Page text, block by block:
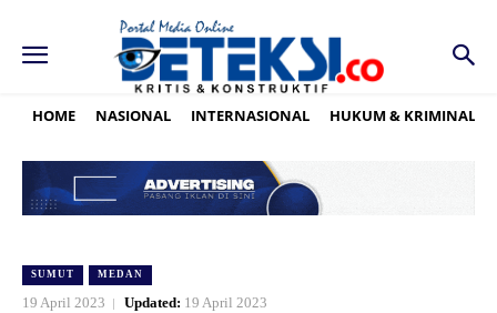
HOME NASIONAL INTERNASIONAL HUKUM & KRIMINAL
SUMUT MEDAN
19 April 2023 Updated: 19 April 2023